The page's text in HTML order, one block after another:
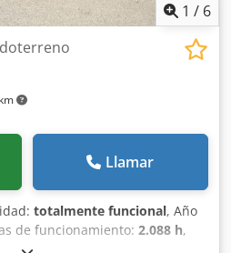
1 / 6
Llamar
totalmente funcional, Año
de funcionamiento: 2.088 h,
kg, altura de elevación: